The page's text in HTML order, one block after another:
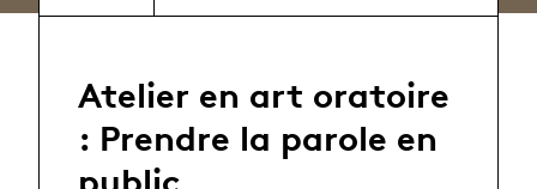
Atelier en art oratoire
: Prendre la parole en